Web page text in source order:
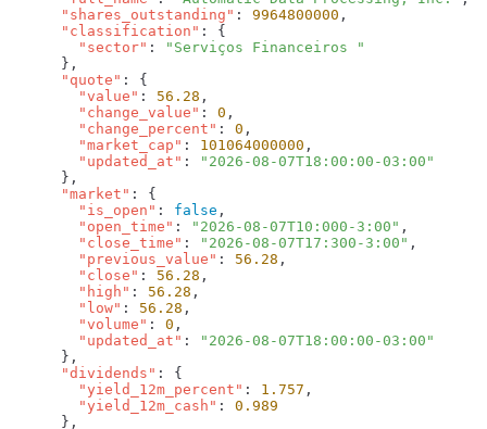
      "shares_outstanding"
: 9964800000
      "classification"
        "sector"
:
      "quote"
        "value"
: 56.28
        "change_value"
: 0
        "change_percent"
: 0
        "market_cap"
: 101064000000
        "updated_at"
:
      "market"
        "is_open"
: false
        "open_time"
: "2026-08-07T10:000-3:00"
        "close_time"
: "2026-08-07T17:300-3:00"
        "previous_value"
: 56.28
        "close"
: 56.28
        "high"
: 56.28
        "low"
: 56.28
        "volume"
: 0
        "updated_at"
:
      "dividends"
        "yield_12m_percent"
: 1.757
        "yield_12m_cash"
: